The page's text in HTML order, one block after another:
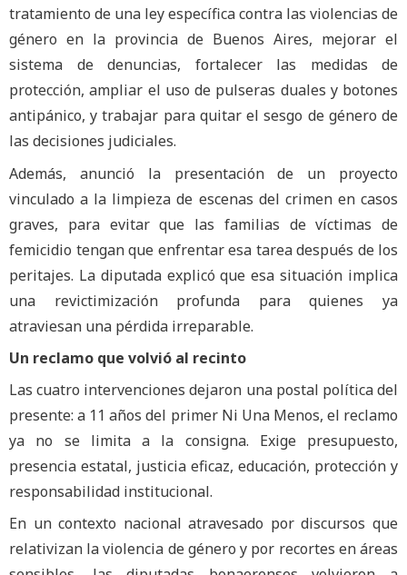
tratamiento de una ley específica contra las violencias de
género en la provincia de Buenos Aires, mejorar el
sistema de denuncias, fortalecer las medidas de
protección, ampliar el uso de pulseras duales y botones
antipánico, y trabajar para quitar el sesgo de género de
las decisiones judiciales.
Además, anunció la presentación de un proyecto
vinculado a la limpieza de escenas del crimen en casos
graves, para evitar que las familias de víctimas de
femicidio tengan que enfrentar esa tarea después de los
peritajes. La diputada explicó que esa situación implica
una revictimización profunda para quienes ya
atraviesan una pérdida irreparable.
Un reclamo que volvió al recinto
Las cuatro intervenciones dejaron una postal política del
presente: a 11 años del primer Ni Una Menos, el reclamo
ya no se limita a la consigna. Exige presupuesto,
presencia estatal, justicia eficaz, educación, protección y
responsabilidad institucional.
En un contexto nacional atravesado por discursos que
relativizan la violencia de género y por recortes en áreas